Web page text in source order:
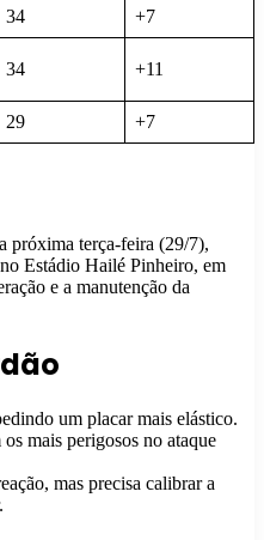
34 +7
34 +11
29 +7
próxima terça-feira (29/7),
Estádio Hailé Pinheiro, em
e a manutenção da
um placar mais elástico.
mais perigosos no ataque
mas precisa calibrar a